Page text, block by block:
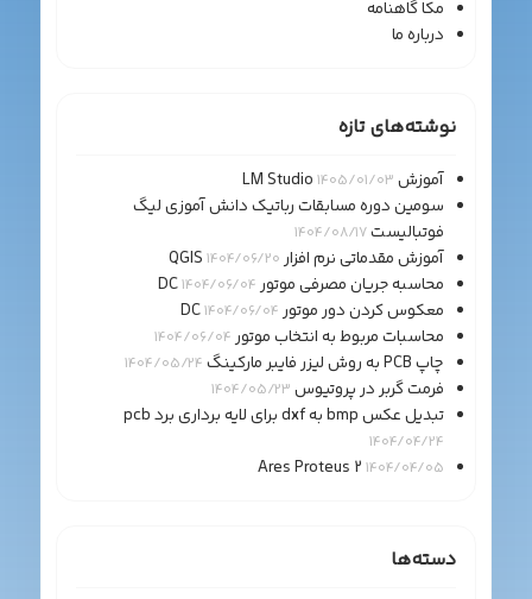
مکا گاهنامه
درباره ما
نوشته‌های تازه
آموزش LM Studio 1405/01/03
سومین دوره مسابقات رباتیک دانش آموزی لیگ
فوتبالیست1404/08/17
آموزش مقدماتی نرم افزار QGIS1404/06/20
محاسبه جریان مصرفی موتور DC1404/06/04
معکوس کردن دور موتور DC1404/06/04
محاسبات مربوط به انتخاب موتور 1404/06/04
چاپ PCB به روش لیزر فایبر مارکینگ 1404/05/24
فرمت گربر در پروتیوس 1404/05/23
تبدیل عکس bmp به dxf برای لایه برداری برد pcb
1404/04/24
Ares Proteus 2 1404/04/05
دسته‌ها